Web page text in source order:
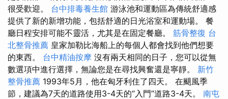
很受歡迎。 台中排毒養生館 游泳池和運動區為傳統舒適感
提供了新的新增功能，包括舒適的日光浴室和運動場。 餐
廳日程安排可能不靈活，尤其是在固定餐廳。 筋骨整復 台
北整骨推薦 皇家加勒比海船上的每個人都會找到他們想要
的東西。 台中精油按摩 沒有兩天相同的日子，您可以從無
數選項中進行選擇，無論您是在尋找興奮還是寧靜。 新竹
整骨推薦 1993年5月，他在匈牙利住了四天。 在颶風季
節，建議為7天的道路使用3-4天的“入門”道路3-4天。 南屯